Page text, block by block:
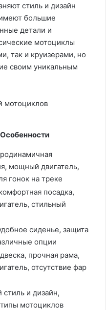
стиль и дизайн
большие
детали и
мотоциклы
так и круизерами, но
своим уникальным
мотоциклов
Особенности
мощный двигатель,
гонок на треке
посадка,
стильный
сиденье, защита
опции
прочная рама,
отсутствие фар
стиль и дизайн,
мотоциклов